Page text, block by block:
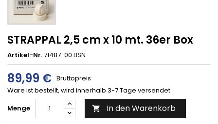
STRAPPAL 2,5 cm x 10 mt. 36er Box
Artikel-Nr.71487-00 BSN
89,99 € Bruttopreis
Ware ist bestellt, wird innerhalb 3-7 Tage versendet
Menge
 In den Warenkorb